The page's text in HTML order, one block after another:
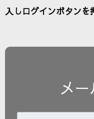
入しログインボタンを
メー